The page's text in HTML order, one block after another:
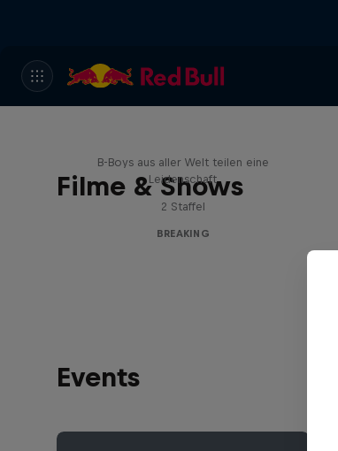
Filme & Shows
B-Boys aus aller Welt teilen eine
Leidenschaft
2 Staffel
BREAKING
Events